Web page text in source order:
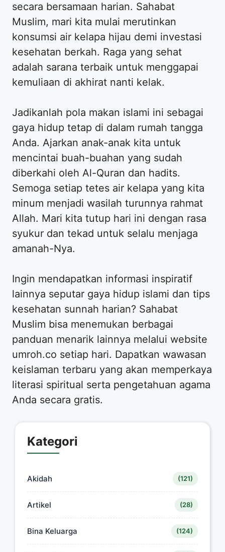
secara bersamaan harian. Sahabat
Muslim, mari kita mulai merutinkan
konsumsi air kelapa hijau demi investasi
kesehatan berkah. Raga yang sehat
adalah sarana terbaik untuk menggapai
kemuliaan di akhirat nanti kelak.
Jadikanlah pola makan islami ini sebagai
gaya hidup tetap di dalam rumah tangga
Anda. Ajarkan anak-anak kita untuk
mencintai buah-buahan yang sudah
diberkahi oleh Al-Quran dan hadits.
Semoga setiap tetes air kelapa yang kita
minum menjadi wasilah turunnya rahmat
Allah. Mari kita tutup hari ini dengan rasa
syukur dan tekad untuk selalu menjaga
amanah-Nya.
Ingin mendapatkan informasi inspiratif
lainnya seputar gaya hidup islami dan tips
kesehatan sunnah harian? Sahabat
Muslim bisa menemukan berbagai
panduan menarik lainnya melalui website
umroh.co setiap hari. Dapatkan wawasan
keislaman terbaru yang akan memperkaya
literasi spiritual serta pengetahuan agama
Anda secara gratis.
Kategori
Akidah (121)
Artikel (28)
Bina Keluarga (124)